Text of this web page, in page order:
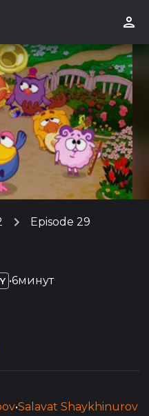
Episode 29
Y •6минут
•Salavat Shaykhinurov